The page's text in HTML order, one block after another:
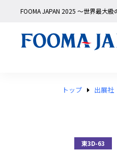
FOOMA JAPAN 2025 〜世界最大
トップ 出展社
東3D-63